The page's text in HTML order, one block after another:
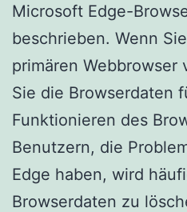
Microsoft Edge-
beschrieben. Wenn
primären Webbrowser
Sie die Browserdaten
Funktionieren des
Benutzern, die
Edge haben, wird
Browserdaten zu